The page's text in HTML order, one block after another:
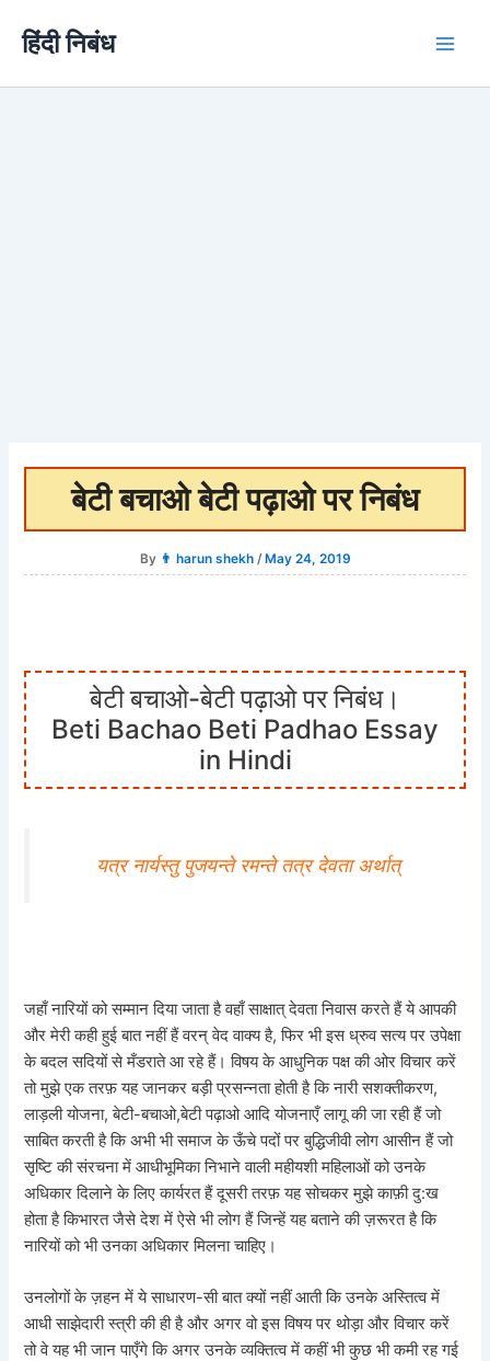
हिंदी निबंध
बेटी बचाओ बेटी पढ़ाओ पर निबंध
By 👨 harun shekh / May 24, 2019
बेटी बचाओ-बेटी पढ़ाओ पर निबंध।
Beti Bachao Beti Padhao Essay
in Hindi
यत्र नार्यस्तु पुजयन्ते रमन्ते तत्र देवता अर्थात्
जहाँ नारियों को सम्मान दिया जाता है वहाँ साक्षात् देवता निवास करते हैं ये आपकी
और मेरी कही हुई बात नहीं हैं वरन् वेद वाक्य है, फिर भी इस ध्रुव सत्य पर उपेक्षा
के बदल सदियों से मँडराते आ रहे हैं। विषय के आधुनिक पक्ष की ओर विचार करें
तो मुझे एक तरफ़ यह जानकर बड़ी प्रसन्नता होती है कि नारी सशक्तीकरण,
लाड़ली योजना, बेटी-बचाओ,बेटी पढ़ाओ आदि योजनाएँ लागू की जा रही हैं जो
साबित करती है कि अभी भी समाज के ऊँचे पदों पर बुद्धिजीवी लोग आसीन हैं जो
सृष्टि की संरचना में आधीभूमिका निभाने वाली महीयशी महिलाओं को उनके
अधिकार दिलाने के लिए कार्यरत हैं दूसरी तरफ़ यह सोचकर मुझे काफ़ी दु:ख
होता है किभारत जैसे देश में ऐसे भी लोग हैं जिन्हें यह बताने की ज़रूरत है कि
नारियों को भी उनका अधिकार मिलना चाहिए।
उनलोगों के ज़हन में ये साधारण-सी बात क्यों नहीं आती कि उनके अस्तित्व में
आधी साझेदारी स्त्री की ही है और अगर वो इस विषय पर थोड़ा और विचार करें
तो वे यह भी जान पाएँगे कि अगर उनके व्यक्तित्व में कहीं भी कुछ भी कमी रह गई